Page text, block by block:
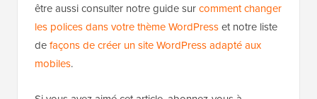
être aussi consulter notre guide surcomment changer
les polices dans votre thème WordPresset notre liste
defaçons de créer un site WordPress adapté aux
mobiles.